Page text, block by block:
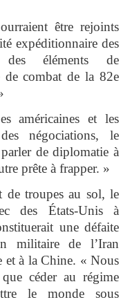
être rejoints
expéditionnaire des
éléments de
de combat de la 82e
américaines et les
négociations, le
de diplomatie à
prête à frapper. »
de troupes au sol, le
des États-Unis à
une défaite
militaire de l’Iran
et à la Chine. « Nous
céder au régime
le monde sous